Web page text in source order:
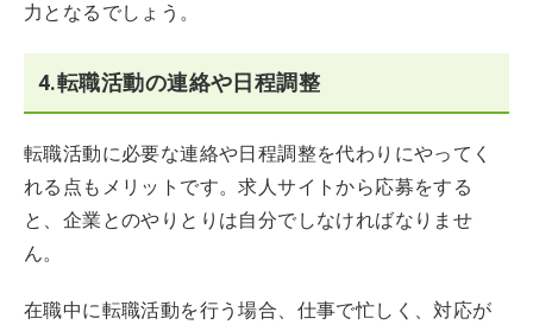
力となるでしょう。
4.転職活動の連絡や日程調整
転職活動に必要な連絡や日程調整を代わりにやってく
れる点もメリットです。求人サイトから応募をする
と、企業とのやりとりは自分でしなければなりませ
ん。
在職中に転職活動を行う場合、仕事で忙しく、対応が